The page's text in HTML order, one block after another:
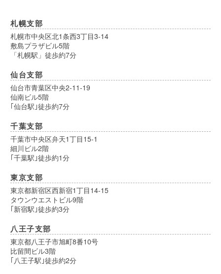
札幌支部
札幌市中央区北1条西3丁目3-14
敷島プラザビル5階
「札幌駅」徒歩約7分
仙台支部
仙台市青葉区中央2-11-19
仙南ビル5階
｢仙台駅｣徒歩約7分
千葉支部
千葉市中央区弁天1丁目15-1
細川ビル2階
｢千葉駅｣徒歩約1分
東京支部
東京都新宿区西新宿1丁目14-15
タウンウエストビル9階
｢新宿駅｣徒歩約3分
八王子支部
東京都八王子市旭町8番10号
比留間ビル3階
｢八王子駅｣徒歩約2分